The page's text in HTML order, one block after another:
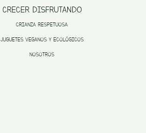
CRECER DISFRUTANDO
CRIANZA RESPETUOSA
JUGUETES VEGANOS Y ECOLÓGICOS
NOSOTROS